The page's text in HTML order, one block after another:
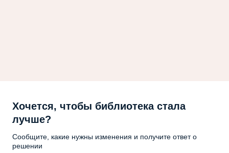
Хочется, чтобы библиотека стала
лучше?
Сообщите, какие нужны изменения и получите ответ о
решении